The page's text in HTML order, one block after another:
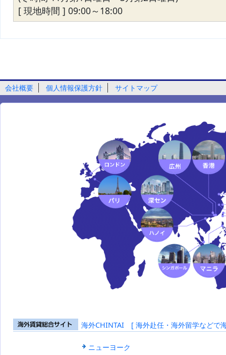
[ 現地時間 ] 09:00～18:00
会社概要 個人情報保護方針 サイトマップ
海外賃貸総合
海外CHINTAI [ 海外赴任・海外留学などで
ニューヨーク